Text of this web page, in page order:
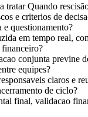
tratar Quando
e criterios de
questionamento?
em tempo real,
conjunta previne
equipes?
claros e
de ciclo?
final, validacao